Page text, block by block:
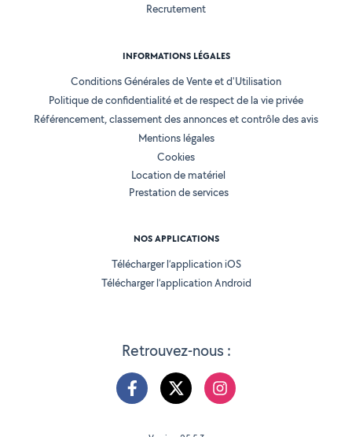
Retrouvez-nous :
Recrutement
INFORMATIONS LÉGALES
Conditions Générales de Vente et d'Utilisation
Politique de confidentialité et de respect de la vie privée
Référencement, classement des annonces et contrôle des avis
Mentions légales
Cookies
Location de matériel
Prestation de services
NOS APPLICATIONS
Télécharger l’application iOS
Télécharger l’application Android